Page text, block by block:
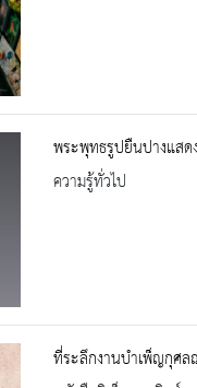
พระพุทธรูปยืนปางแสด
ความรู้ทั่วไป
ที่ระลึกงานบำเพ็ญกุศล